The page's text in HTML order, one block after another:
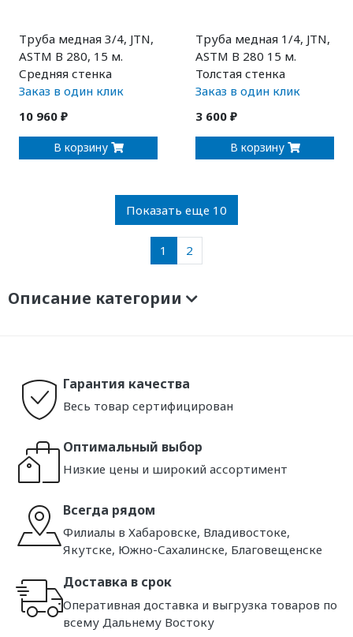
Труба медная 3/4, JTN,
ASTM B 280, 15 м.
Средняя стенка
Заказ в один клик
10 960 ₽
В корзину
Труба медная 1/4, JTN,
ASTM B 280 15 м.
Толстая стенка
Заказ в один клик
3 600 ₽
В корзину
Показать еще 10
1 2
Описание категории
Гарантия качества
Весь товар сертифицирован
Оптимальный выбор
Низкие цены и широкий ассортимент
Всегда рядом
Филиалы в Хабаровске, Владивостоке,
Якутске, Южно-Сахалинске, Благовещенске
Доставка в срок
Оперативная доставка и выгрузка товаров по
всему Дальнему Востоку